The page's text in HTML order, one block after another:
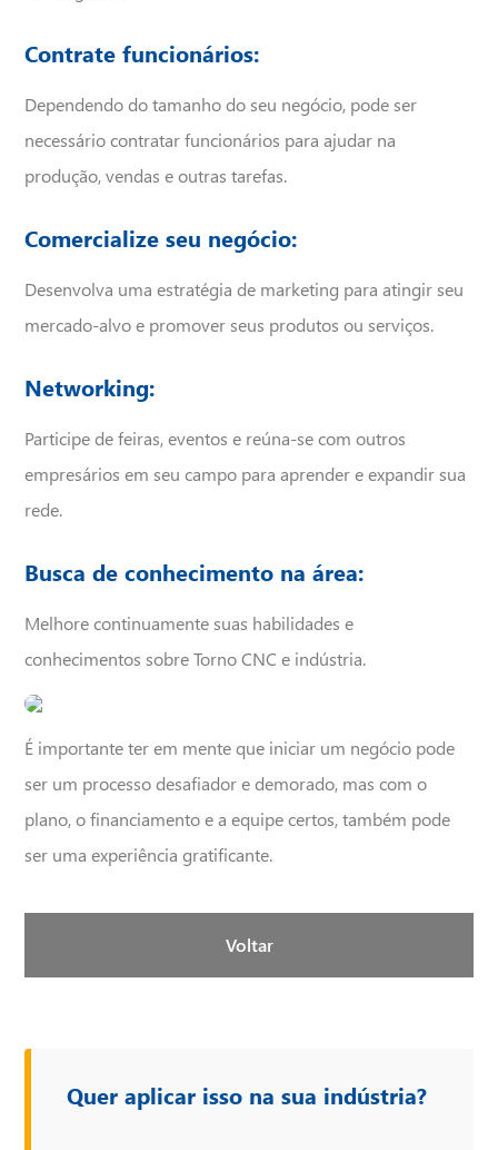
Confira nosso
catálogo
AGORA!
Contrate funcionários:
Dependendo do tamanho do seu negócio, pode ser
necessário contratar funcionários para ajudar na
produção, vendas e outras tarefas.
Comercialize seu negócio:
Desenvolva uma estratégia de marketing para atingir seu
mercado-alvo e promover seus produtos ou serviços.
Networking:
Participe de feiras, eventos e reúna-se com outros
empresários em seu campo para aprender e expandir sua
rede.
Busca de conhecimento na área:
Melhore continuamente suas habilidades e
conhecimentos sobre Torno CNC e indústria.
É importante ter em mente que iniciar um negócio pode
ser um processo desafiador e demorado, mas com o
plano, o financiamento e a equipe certos, também pode
ser uma experiência gratificante.
Voltar
Quer aplicar isso na sua indústria?